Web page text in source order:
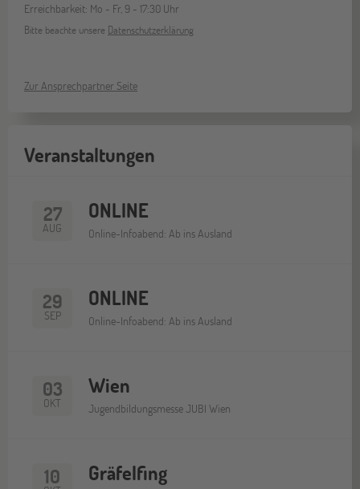
Erreichbarkeit: Mo - Fr, 9 - 17:30 Uhr
Bitte beachte unsere Datenschutzerklärung
Zur Ansprechpartner Seite
Veranstaltungen
27
AUG
ONLINE
Online-Infoabend: Ab ins Ausland
29
SEP
ONLINE
Online-Infoabend: Ab ins Ausland
03
OKT
Wien
Jugendbildungsmesse JUBI Wien
10 Gräfelfing